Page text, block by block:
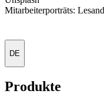
Mitarbeiterporträts:
DE
Produkte